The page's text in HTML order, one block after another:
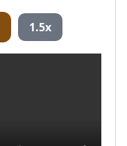
1.5x